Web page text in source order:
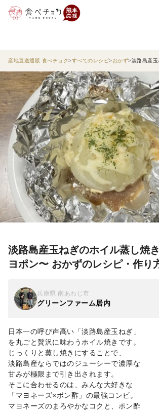
産地直送通販 食べチョク すべてのレシピ おかず 淡路島産
淡路島産玉ねぎのホイル蒸し焼
ヨポン〜 おかずのレシピ・作り
兵庫県 南あわじ市
グリーンファーム居内
日本一の呼び声高い「淡路島産玉ねぎ」
を丸ごと贅沢に味わうホイル焼きです。
じっくりと蒸し焼きにすることで、
淡路島産ならではのジューシーで濃厚な
甘みが極限まで引き出されます。
そこに合わせるのは、みんな大好きな
「マヨネーズ×ポン酢」の最強コンビ。
マヨネーズのまろやかなコクと、ポン酢